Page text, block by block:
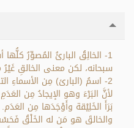
1- الخالِقُ البارئُ المُصوِّرُ
سبحانه، لكن معنى الخالقِ
2- اسمُ (البارئ) مِن الأسماءِ
لأنَّ البَرْءَ وهو الإيجادُ مِن
والخالقَ هو مَن له الخَلْقُ